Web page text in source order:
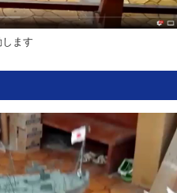
ます